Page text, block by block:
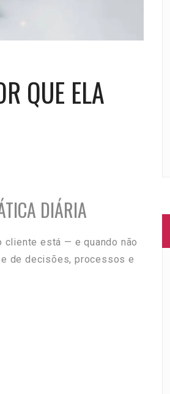
QUE ELA
DIÁRIA
cliente está — e quando não
de decisões, processos e